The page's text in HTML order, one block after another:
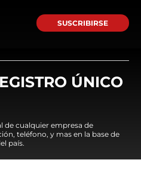
SUSCRIBIRSE
ÚNICO
de cualquier empresa de
teléfono, y mas en la base de
país.